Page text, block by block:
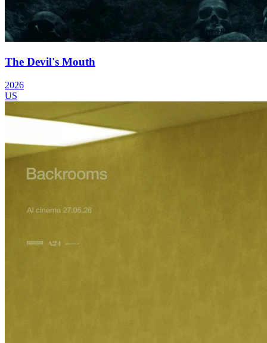
The Devil's Mouth
2026
US